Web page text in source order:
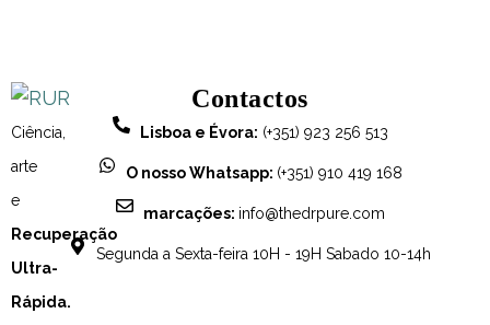
Ciência,
arte
e
Recuperação
Ultra-
Rápida.
Contactos
Lisboa e Évora: (+351) 923 256 513
O nosso Whatsapp: (+351) 910 419 168
marcações: info@thedrpure.com
Segunda a Sexta-feira 10H - 19H Sabado 10-14h